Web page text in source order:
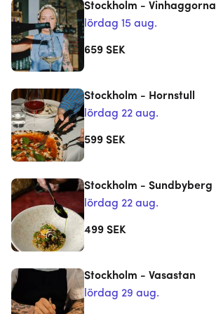
Stockholm - Vinhaggorna
lördag 15 aug.
659 SEK
Stockholm - Hornstull
lördag 22 aug.
599 SEK
Stockholm - Sundbyberg
lördag 22 aug.
499 SEK
Stockholm - Vasastan
lördag 29 aug.